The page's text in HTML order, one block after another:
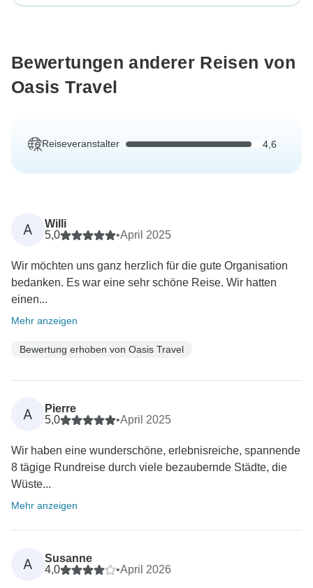
Bewertungen anderer Reisen von
Oasis Travel
Reiseveranstalter 4,6
A
Willi
5,0
•April 2025
Wir möchten uns ganz herzlich für die gute Organisation
bedanken. Es war eine sehr schöne Reise. Wir hatten
einen...
Mehr anzeigen
Bewertung erhoben von Oasis Travel
A
Pierre
5,0
•April 2025
Wir haben eine wunderschöne, erlebnisreiche, spannende
8 tägige Rundreise durch viele bezaubernde Städte, die
Wüste...
Mehr anzeigen
A
Susanne
4,0
•April 2026